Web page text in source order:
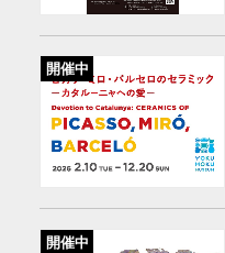
開催中
開催中